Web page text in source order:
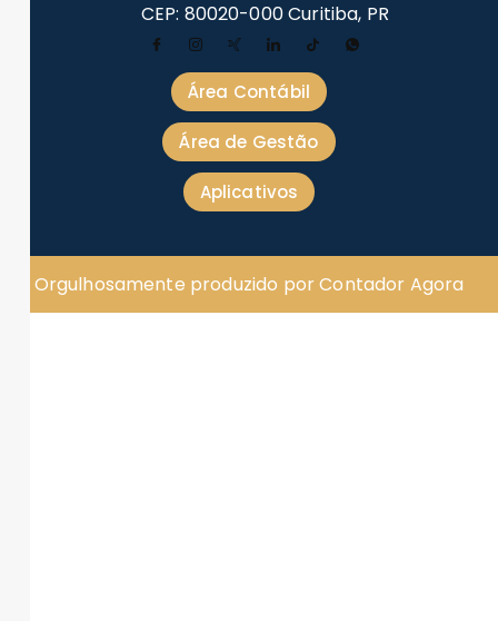
CEP: 80020-000 Curitiba, PR
Área Contábil
Área de Gestão
Aplicativos
Orgulhosamente produzido por Contador Agora